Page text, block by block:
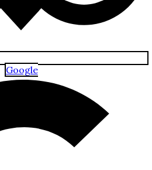
Google